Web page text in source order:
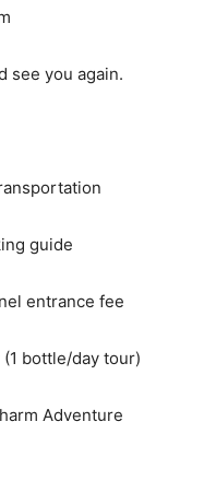
see you again.
guide
entrance fee
bottle/day tour)
Adventure